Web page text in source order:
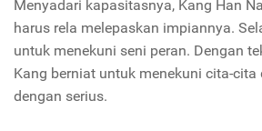
Menyadari kapasitasnya, Kang Han
harus rela melepaskan impiannya.
untuk menekuni seni peran. Dengan
Kang berniat untuk menekuni cita-
dengan serius.